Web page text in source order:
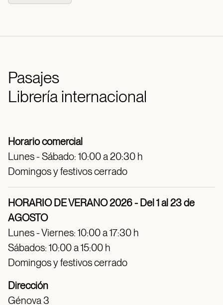
Pasajes
Librería internacional
Horario comercial
Lunes - Sábado: 10:00 a 20:30 h
Domingos y festivos cerrado
HORARIO DE VERANO 2026 - Del 1 al 23 de
AGOSTO
Lunes - Viernes: 10:00 a 17:30 h
Sábados: 10:00 a 15:00 h
Domingos y festivos cerrado
Dirección
Génova 3